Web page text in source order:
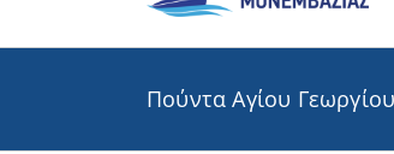
Πούντα Αγίου Γεωργίου